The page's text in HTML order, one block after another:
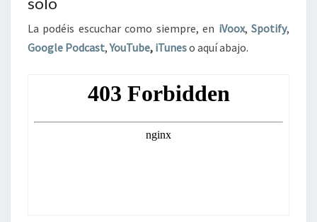
La podéis escuchar como siempre, en iVoox,Spotify,
Google Podcast,YouTube, iTuneso aquí abajo.